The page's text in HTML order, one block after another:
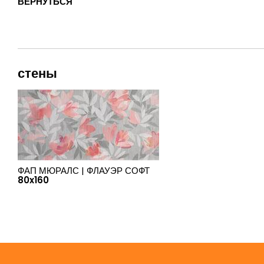
стены
ФАП МЮРАЛС | ФЛАУЭР СОФТ
80x160